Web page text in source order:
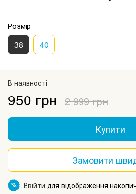
Розмір
38 40
В наявності
950 грн 2 999 грн
Купити
Замовити
% Ввійти для відображення